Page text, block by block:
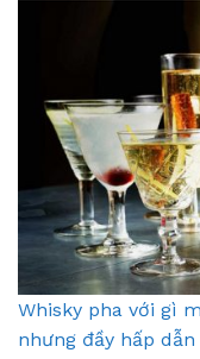
Whisky pha với gì
nhưng đầy hấp dẫn